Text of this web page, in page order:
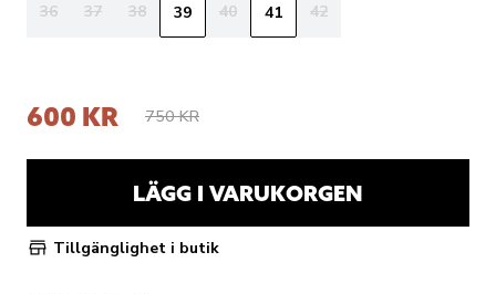
36
37 38 39 40 41 42
600 KR 750 KR
LÄGG I VARUKORGEN
Tillgänglighet i butik